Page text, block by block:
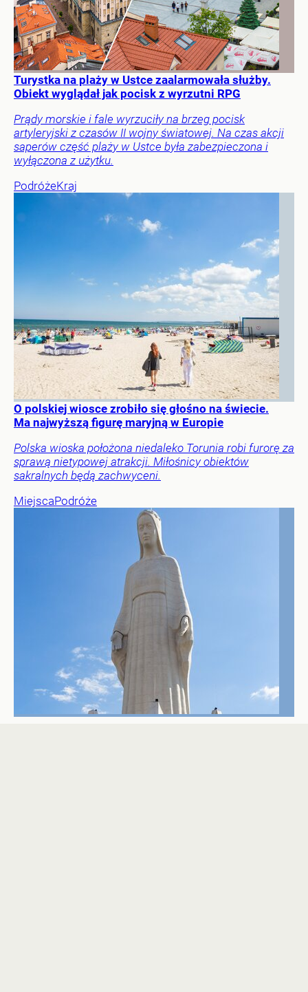
Turystka na plaży w Ustce zaalarmowała służby.
Obiekt wyglądał jak pocisk z wyrzutni RPG
Prądy morskie i fale wyrzuciły na brzeg pocisk
artyleryjski z czasów II wojny światowej. Na czas akcji
saperów część plaży w Ustce była zabezpieczona i
wyłączona z użytku.
PodróżeKraj
O polskiej wiosce zrobiło się głośno na świecie.
Ma najwyższą figurę maryjną w Europie
Polska wioska położona niedaleko Torunia robi furorę za
sprawą nietypowej atrakcji. Miłośnicy obiektów
sakralnych będą zachwyceni.
MiejscaPodróże